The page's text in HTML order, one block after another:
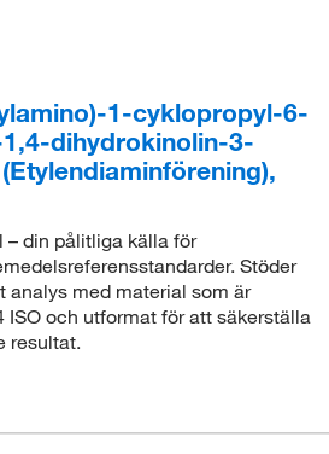
1-cyklopropyl-6-
dihydrokinolin-3-
– din pålitliga källa för
Stöder
analys med material som är
ISO och utformat för att säkerställa
resultat.